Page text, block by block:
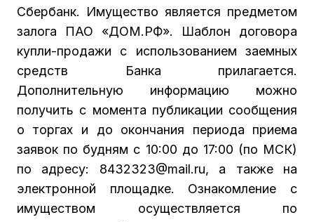
Сбербанк. Имущество является предметом
залога ПАО «ДОМ.РФ». Шаблон договора
купли-продажи с использованием заемных
средств Банка прилагается.
Дополнительную информацию можно
получить с момента публикации сообщения
о торгах и до окончания периода приема
заявок по будням с 10:00 до 17:00 (по МСК)
по адресу: 8432323@mail.ru, а также на
электронной площадке. Ознакомление с
имуществом осуществляется по